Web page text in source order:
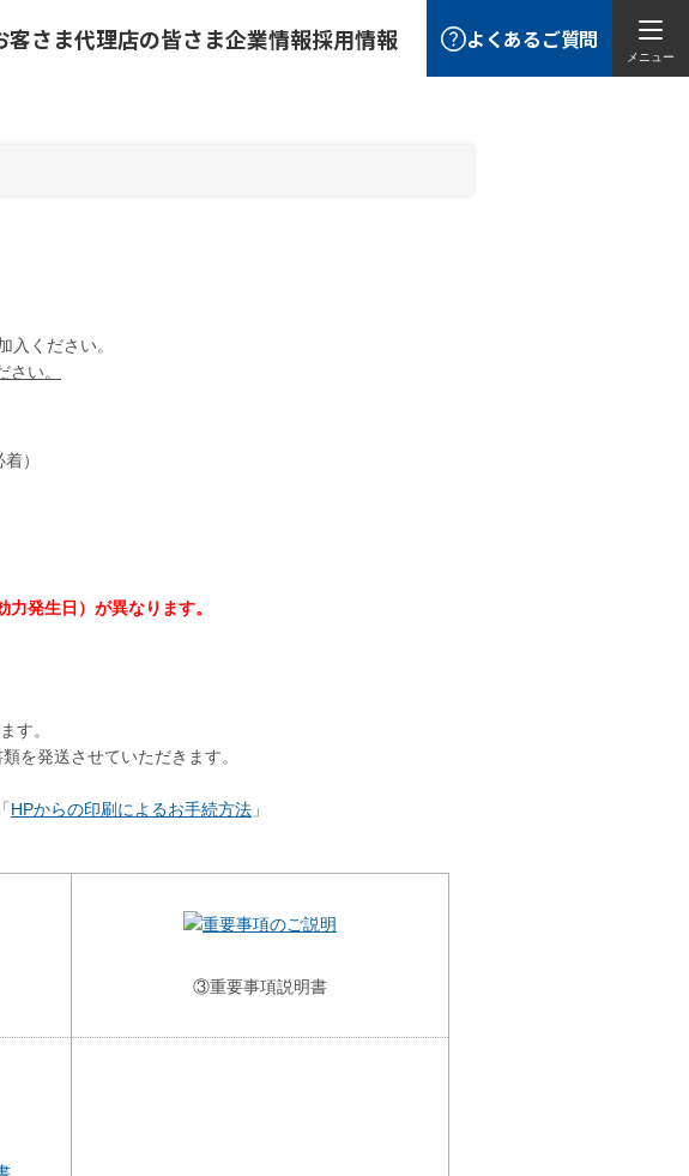
客さま代理店の皆さま企業情報採用情報 よくあるご質問
メニュー
ください。
い。
）
発生日）が異なります。
す。
を発送させていただきます。
HPからの印刷によるお手続方法 」
③重要事項説明書